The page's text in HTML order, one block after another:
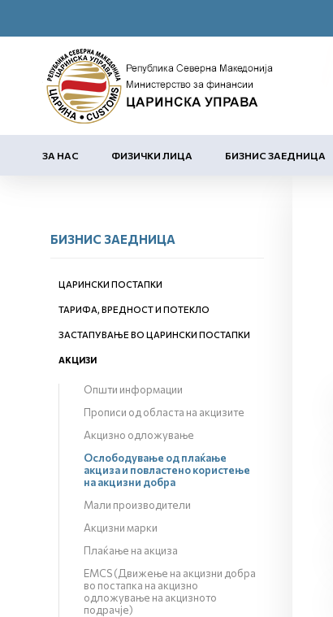
ЗА НАС ФИЗИЧКИ ЛИЦА БИЗНИС ЗАЕДНИЦА
БИЗНИС ЗАЕДНИЦА
ЦАРИНСКИ ПОСТАПКИ
ТАРИФА, ВРЕДНОСТ И ПОТЕКЛО
ЗАСТАПУВАЊЕ ВО ЦАРИНСКИ ПОСТАПКИ
АКЦИЗИ
Општи информации
Прописи од областа на акцизите
Акцизно одложување
Ослободување од плаќање
акциза и повластено користење
на акцизни добра
Мали производители
Акцизни марки
Плаќање на акциза
EMCS (Движење на акцизни добра
во постапка на акцизно
одложување на акцизното
подрачје)